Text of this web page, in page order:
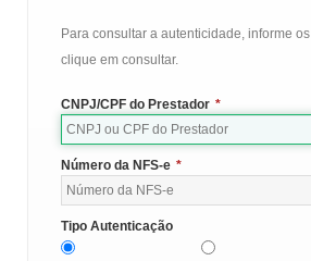
Para consultar a autenticidade, informe
clique em consultar.
CNPJ/CPF do Prestador *
Número da NFS-e *
Tipo Autenticação